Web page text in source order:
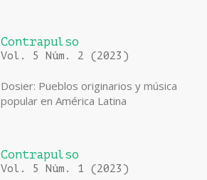
Contrapulso
Vol. 5 Núm. 2 (2023)
Dosier: Pueblos originarios y música
popular en América Latina
Contrapulso
Vol. 5 Núm. 1 (2023)